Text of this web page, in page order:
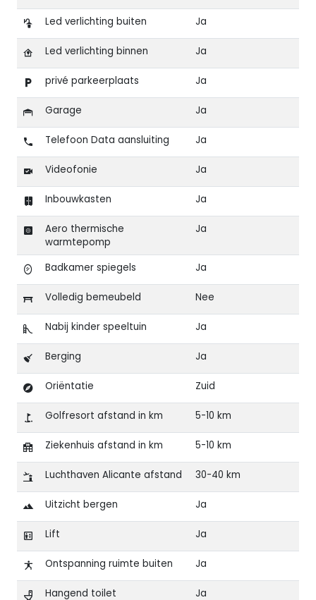
Led verlichting buiten Ja
Led verlichting binnen Ja
privé parkeerplaats Ja
Garage Ja
Telefoon Data aansluiting Ja
Videofonie Ja
Inbouwkasten Ja
Aero thermische
warmtepomp
Ja
Badkamer spiegels Ja
Volledig bemeubeld Nee
Nabij kinder speeltuin Ja
Berging Ja
Oriëntatie Zuid
Golfresort afstand in km 5-10 km
Ziekenhuis afstand in km 5-10 km
Luchthaven Alicante afstand 30-40 km
Uitzicht bergen Ja
Lift Ja
Ontspanning ruimte buiten Ja
Hangend toilet Ja